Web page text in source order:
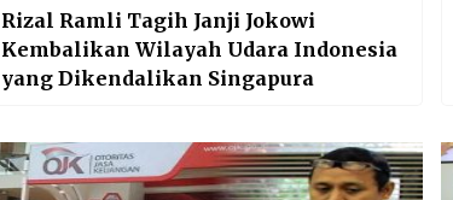
Rizal Ramli Tagih Janji Jokowi
Kembalikan Wilayah Udara Indonesia
yang Dikendalikan Singapura